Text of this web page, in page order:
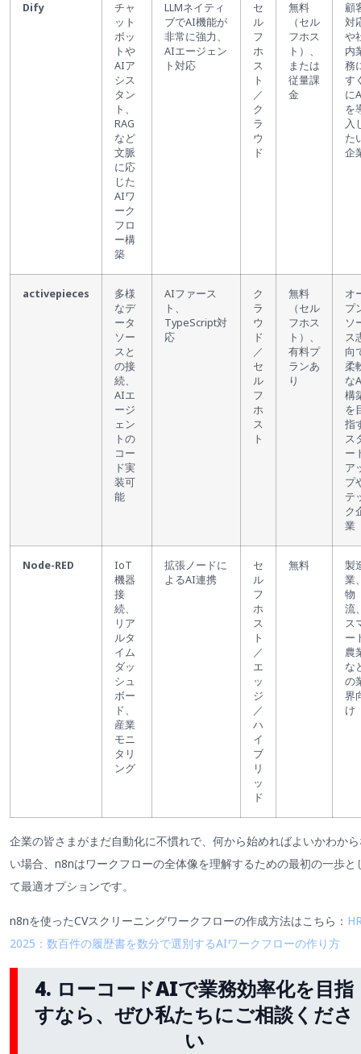
Dify
チャ
ット
ボッ
トや
AIア
シス
タン
ト、
RAG
など
文脈
に応
じた
AIワ
ーク
フロ
ー構
築
LLMネイティ
ブでAI機能が
非常に強力、
AIエージェン
ト対応
セ
ル
フ
ホ
ス
ト
／
ク
ラ
ウ
ド
無料
（セル
フホス
ト）、
または
従量課
金
顧
対
や
内
務
す
に
を
入
た
企
activepieces
多様
なデ
ータ
ソー
スと
の接
続、
AIエ
ージ
ェン
トの
コー
ド実
装可
能
AIファース
ト、
TypeScript対
応
ク
ラ
ウ
ド
／
セ
ル
フ
ホ
ス
ト
無料
（セル
フホス
ト）、
有料プ
ランあ
り
オ
プ
ソ
ス
向
柔
な
構
を
指
ス
ー
ア
プ
テ
ク
業
Node-RED
IoT
機器
接
続、
リア
ルタ
イム
ダッ
シュ
ボー
ド、
産業
モニ
タリ
ング
拡張ノードに
よるAI連携
セ
ル
フ
ホ
ス
ト
／
エ
ッ
ジ
／
ハ
イ
ブ
リ
ッ
ド
無料
製
業
物
流
ス
ー
農
な
の
界
け
企業の皆さまがまだ自動化に不慣れで、何から始めればよいかわか
い場合、n8nはワークフローの全体像を理解するための最初の一歩と
て最適オプションです。
n8nを使ったCVスクリーニングワークフローの作成方法はこちら：
2025：数百件の履歴書を数分で選別するAIワークフローの作り方
4. ローコードAIで業務効率化を目指
すなら、ぜひ私たちにご相談くださ
い